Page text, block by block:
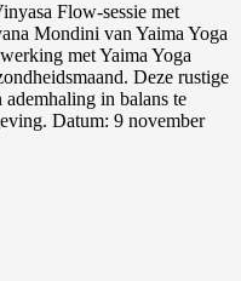
Flow-sessie met
Mondini van Yaima Yoga
met Yaima Yoga
Deze rustige
ademhaling in balans te
Datum: 9 november